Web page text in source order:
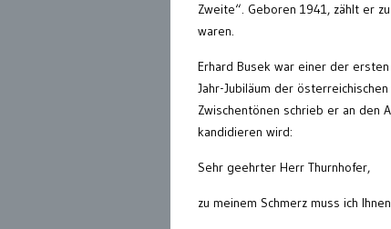
Zweite“. Geboren 1941, zählt er
waren.
Erhard Busek war einer der
Jahr-Jubiläum der
Zwischentönen schrieb er an den
kandidieren wird:
Sehr geehrter Herr Thurnhofer,
zu meinem Schmerz muss ich